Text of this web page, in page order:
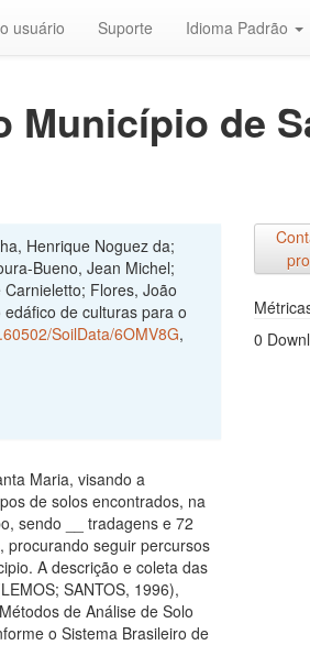
usuário Suporte Idioma Padrão
de
Henrique Noguez da;
Bueno, Jean Michel;
Flores, João
de culturas para o
SoilData/6OMV8G,
0
Maria, visando a
de solos encontrados, na
sendo __ tradagens e 72
procurando seguir percursos
A descrição e coleta das
SANTOS, 1996),
de Análise de Solo
o Sistema Brasileiro de